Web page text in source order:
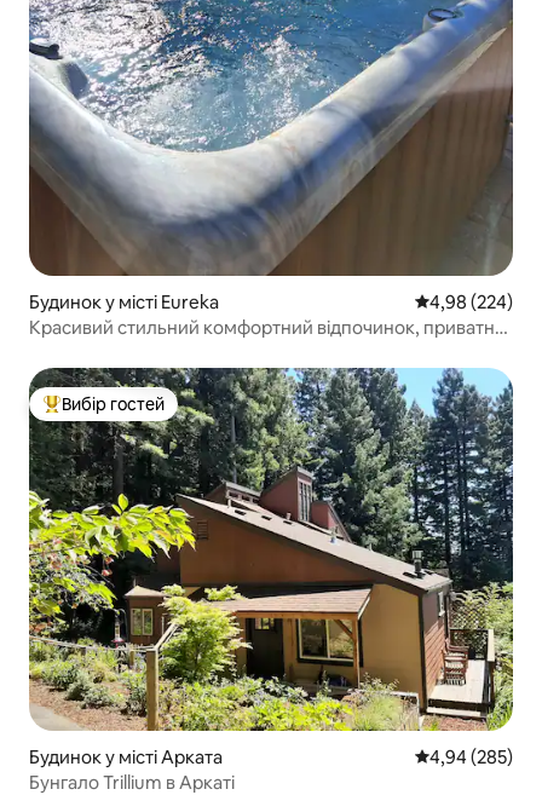
Будинок у місті Eureka Середня
4,98 (224)
Красивий стильний комфортний відпочинок, приватна
Топ вибір гостей
Вибір гостей
Будинок у місті Арката Середня
4,94 (285)
Бунгало Trillium в Аркаті